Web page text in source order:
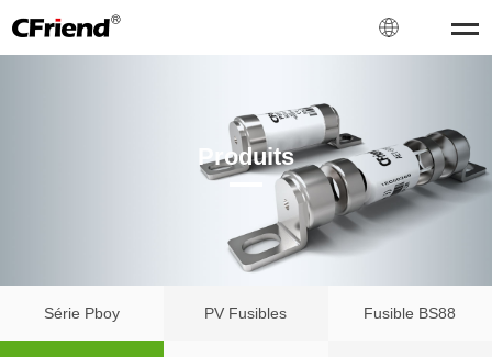
Produits
Série Pboy PV Fusibles Fusible BS88